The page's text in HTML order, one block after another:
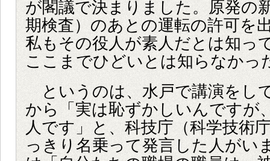
が閣議で決まりました。原発の
期検査）のあとの運転の許可を
私もその役人が素人だとは知っ
ここまでひどいとは知らなかっ
というのは、水戸で講演をし
から「実は恥ずかしいんですが
人です」と、科技庁（科学技術
っきり名乗って発言した人がい